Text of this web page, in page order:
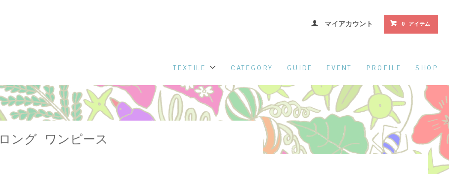
マイアカウント 0 アイテム
SHOP
PROFILE
EVENT
GUIDE
CATEGORY
TEXTILE
ロング ワンピース